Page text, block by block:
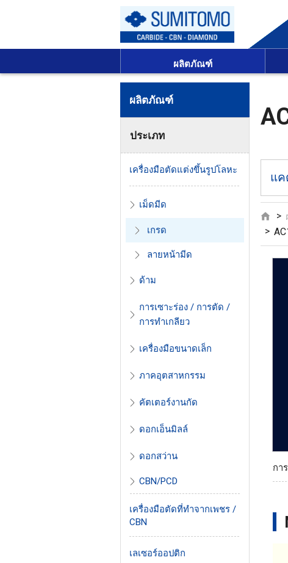
ผลิตภัณฑ์
แค
กา
ผลิตภัณฑ์
ประเภท
เครื่องมือตัดแต่งขึ้นรูปโลหะ
เม็ดมีด
เกรด
ลายหน้ามีด
ด้าม
การเซาะร่อง / การตัด /
การทำเกลียว
เครื่องมือขนาดเล็ก
ภาคอุตสาหกรรม
คัตเตอร์งานกัด
ดอกเอ็นมิลล์
ดอกสว่าน
CBN/PCD
เครื่องมือตัดที่ทำจากเพชร /
CBN
เลเซอร์ออปติก